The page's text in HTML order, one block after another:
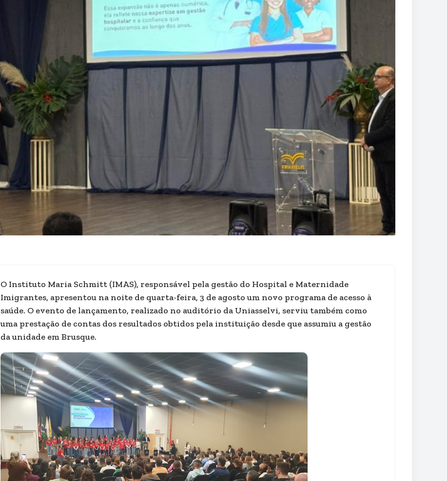
O Instituto Maria Schmitt (IMAS), responsável pela gestão do Hospital e Maternidade
Imigrantes, apresentou na noite de quarta-feira, 3 de agosto um novo programa de acesso à
saúde. O evento de lançamento, realizado no auditório da Uniasselvi, serviu também como
uma prestação de contas dos resultados obtidos pela instituição desde que assumiu a gestão
da unidade em Brusque.